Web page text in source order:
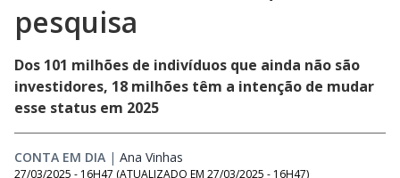
pesquisa
Dos 101 milhões de indivíduos que ainda não são
investidores, 18 milhões têm a intenção de mudar
esse status em 2025
CONTA EM DIA | Ana Vinhas
27/03/2025 - 16H47 (ATUALIZADO EM 27/03/2025 - 16H47)